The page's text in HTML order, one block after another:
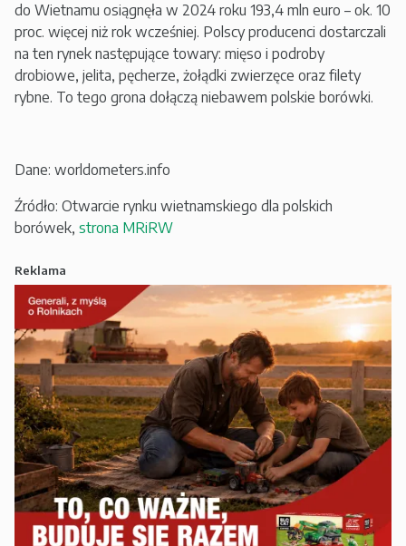
do Wietnamu osiągnęła w 2024 roku 193,4 mln euro – ok. 10
proc. więcej niż rok wcześniej. Polscy producenci dostarczali
na ten rynek następujące towary: mięso i podroby
drobiowe, jelita, pęcherze, żołądki zwierzęce oraz filety
rybne. To tego grona dołączą niebawem polskie borówki.
Dane: worldometers.info
Źródło: Otwarcie rynku wietnamskiego dla polskich
borówek, strona MRiRW
Reklama